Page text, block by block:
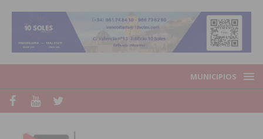
MUNICIPIOS